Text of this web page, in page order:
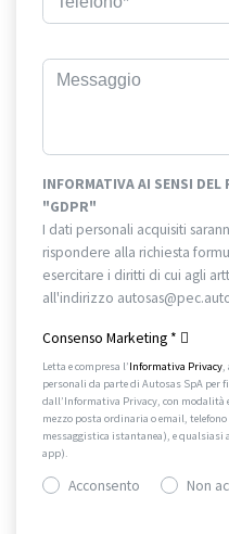
INFORMATIVA AI SENSI
"GDPR"
I dati personali acquisiti
rispondere alla richiesta
esercitare i diritti di cui agli
all'indirizzo
Consenso Marketing *
Letta e compresa l’Informativa Privacy
personali da parte di Autosas SpA
dall’Informativa Privacy, con modalità
mezzo posta ordinaria o email,
messaggistica istantanea), e
app).
Acconsento Non